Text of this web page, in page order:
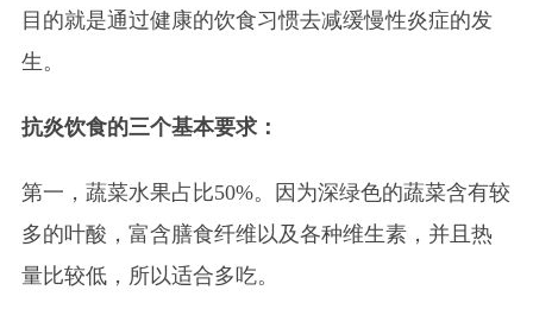
目的就是通过健康的饮食习惯去减缓慢性炎症的发
生。
抗炎饮食的三个基本要求：
第一，蔬菜水果占比50%。因为深绿色的蔬菜含有较
多的叶酸，富含膳食纤维以及各种维生素，并且热
量比较低，所以适合多吃。